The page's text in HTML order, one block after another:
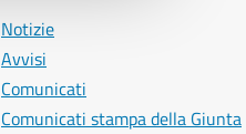
Notizie
Avvisi
Comunicati
Comunicati stampa della Giunta